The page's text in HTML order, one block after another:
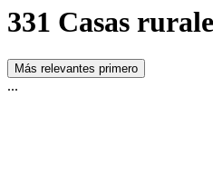
331 Casas
Más relevantes primero
...